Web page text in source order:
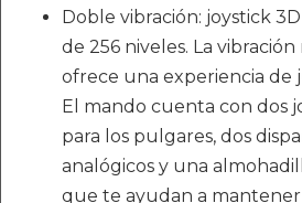
Doble vibración: joystick
de 256 niveles. La
ofrece una experiencia de
El mando cuenta con dos
para los pulgares, dos
analógicos y una
que te ayudan a